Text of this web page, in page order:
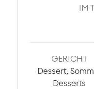
IM
GERICHT
Dessert,
Desserts